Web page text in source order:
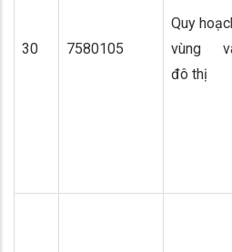
30 7580105
Quy
vùng
đô thị